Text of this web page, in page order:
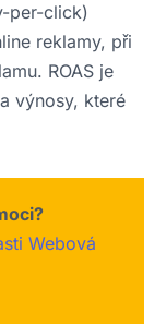
per-click)
reklamy, při
ROAS je
výnosy, které
Webová